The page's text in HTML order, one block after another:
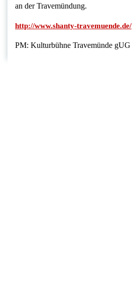
an der Travemündung.
http://www.shanty-travemuende.de/
PM: Kulturbühne Travemünde gUG